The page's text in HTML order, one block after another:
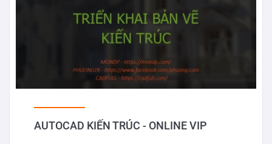
AUTOCAD KIẾN TRÚC - ONLINE VIP